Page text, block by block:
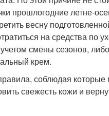
прошлогодние летне-
весну
на средства по
смены сезонов,
крем.
соблюдая
свежесть кожи и